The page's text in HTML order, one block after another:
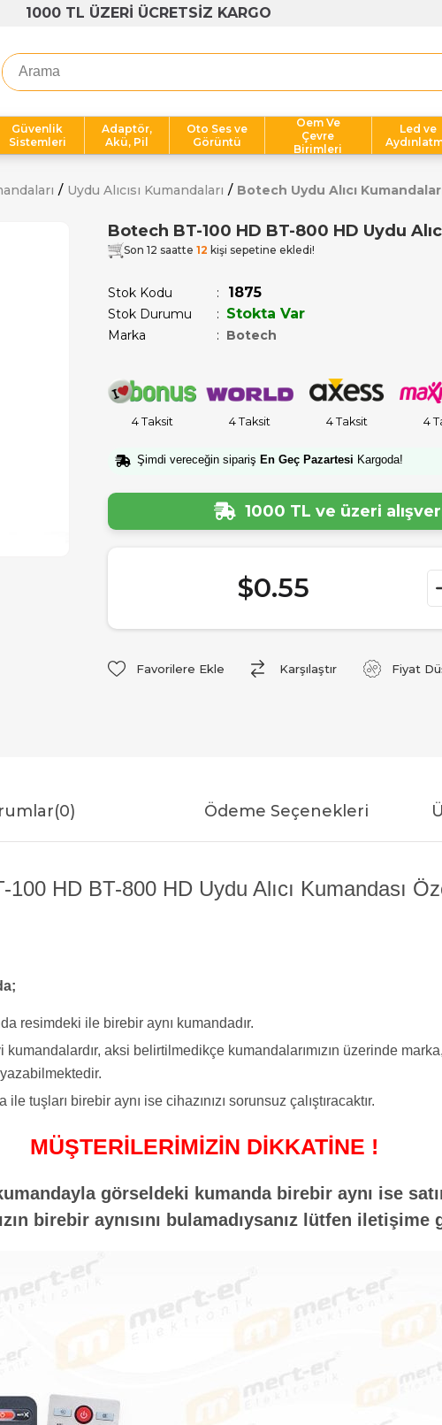
1000 TL ÜZERİ ÜCRETSİZ KARGO
Güvenlik
Sistemleri
Adaptör,
Akü, Pil
Oto Ses ve
Görüntü
Oem Ve
Çevre
Birimleri
Led ve
Uydu Alıcısı Kumandaları Botech Uydu Alıcı
Botech BT-100 HD BT-800 HD Uydu
Son 12 saatte 12 kişi sepetine ekledi!
Stok Kodu 1875
Stok Durumu : Stokta Var
Marka : Botech
4 Taksit 4 Taksit 4 Taksit 4
Şimdi vereceğin sipariş En Geç Pazartesi Kargoda!
1000 TL ve üzeri
$0.55
Favorilere Ekle Karşılaştır Fiyat
(0) Ödeme Seçenekleri
100 HD BT-800 HD Uydu Alıcı Kumandası
resimdeki ile birebir aynı kumandadır.
aksi belirtilmedikçe kumandalarımızın üzerinde
tuşları birebir aynı ise cihazınızı sorunsuz çalıştıracaktır.
MÜŞTERİLERİMİZİN DİKKATİNE !
görseldeki kumanda birebir aynı ise
birebir aynısını bulamadıysanız lütfen iletişime